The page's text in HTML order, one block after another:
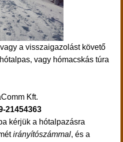
a visszaigazolást követő
vagy hómacskás túra
Kft.
21454363
kérjük a hótalpazásra
irányítószámmal, és a